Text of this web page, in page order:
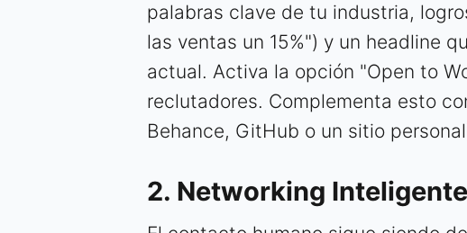
palabras clave de tu industria,
las ventas un 15%") y un headline
actual. Activa la opción "Open to
reclutadores. Complementa esto
Behance, GitHub o un sitio
2. Networking